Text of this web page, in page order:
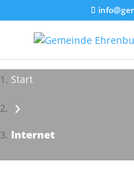
Start
›
Internet
Impressionen - Mareike